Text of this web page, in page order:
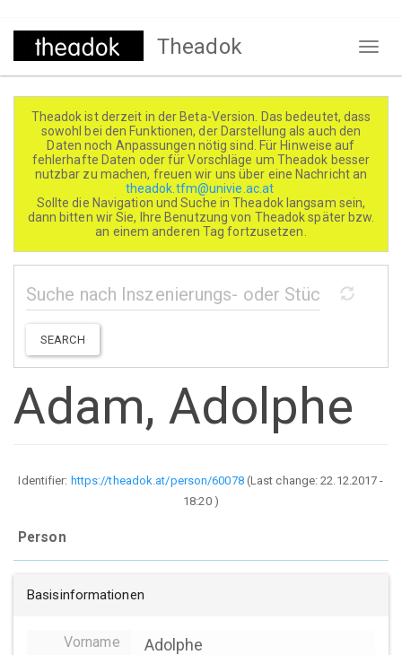
Direkt
Theadok
Theadok ist derzeit in der Beta-Version. Das bedeutet, dass
sowohl bei den Funktionen, der Darstellung als auch den
Daten noch Anpassungen nötig sind. Für Hinweise auf
fehlerhafte Daten oder für Vorschläge um Theadok besser
nutzbar zu machen, freuen wir uns über eine Nachricht an
theadok.tfm@univie.ac.at
Sollte die Navigation und Suche in Theadok langsam sein,
dann bitten wir Sie, Ihre Benutzung von Theadok später bzw.
an einem anderen Tag fortzusetzen.
SEARCH
Adam, Adolphe
Identifier: https://theadok.at/person/60078(Last change:22.12.2017 -
18:20)
Person
Basisinformationen
Vorname Adolphe